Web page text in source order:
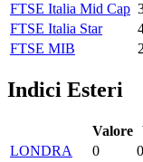
FTSE Italia Mid Cap
FTSE Italia Star
FTSE MIB
Indici Esteri
Valore
LONDRA
0